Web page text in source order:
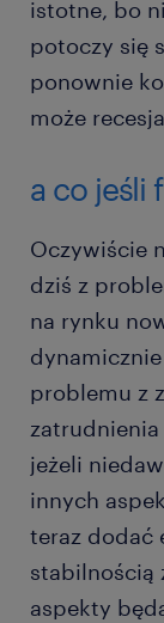
istotne, bo
potoczy się
ponownie
może
a co jeśli
Oczywiście
dziś z
na rynku
problemu z
jeżeli
innych
teraz dodać
stabilnością
aspekty